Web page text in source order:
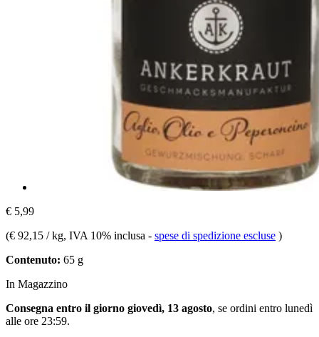
€ 5,99
(€ 92,15 / kg, IVA 10% inclusa - spese di spedizione escluse )
Contenuto: 65 g
In Magazzino
Consegna entro il giorno giovedì, 13 agosto, se ordini entro lunedì
alle ore 23:59.